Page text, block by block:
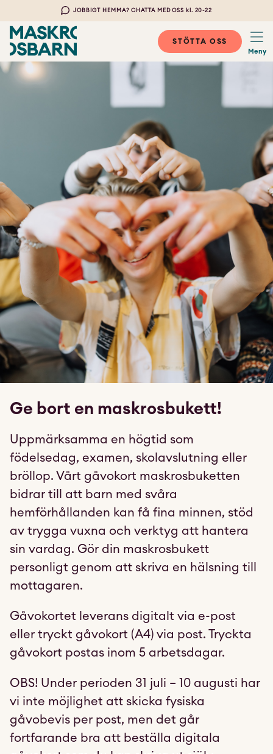
JOBBIGT HEMMA? CHATTA MED OSS kl. 20-22
STÖTTA OSS
Meny
Ge bort en maskrosbukett!
Uppmärksamma en högtid som
födelsedag, examen, skolavslutning eller
bröllop. Vårt gåvokort maskrosbuketten
bidrar till att barn med svåra
hemförhållanden kan få fina minnen, stöd
av trygga vuxna och verktyg att hantera
sin vardag. Gör din maskrosbukett
personligt genom att skriva en hälsning till
mottagaren.
Gåvokortet leverans digitalt via e-post
eller tryckt gåvokort (A4) via post. Tryckta
gåvokort postas inom 5 arbetsdagar.
OBS! Under perioden 31 juli – 10 augusti har
vi inte möjlighet att skicka fysiska
gåvobevis per post, men det går
fortfarande bra att beställa digitala